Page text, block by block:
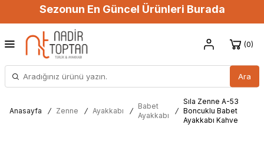
Sezonun En Güncel Ürünleri Burada
Ara
0
Anasayfa / Zenne / Ayakkabı /
Babet
Ayakkabı
/
Sıla Zenne A-53
Boncuklu Babet
Ayakkabı Kahve